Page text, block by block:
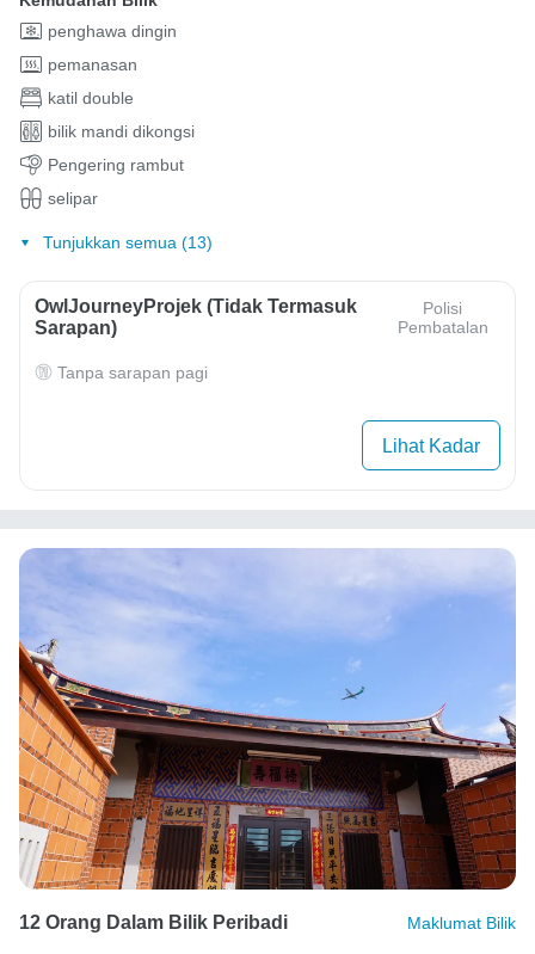
penghawa dingin
pemanasan
katil double
bilik mandi dikongsi
Pengering rambut
selipar
Tunjukkan semua (13)
OwlJourneyProjek (Tidak Termasuk
Sarapan)
Polisi
Pembatalan
Tanpa sarapan pagi
Lihat Kadar
12 Orang Dalam Bilik Peribadi Maklumat Bilik